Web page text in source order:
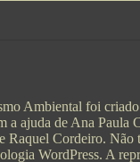
Ambiental foi
a ajuda de Ana Paula
Raquel Cordeiro. Não
WordPress. A